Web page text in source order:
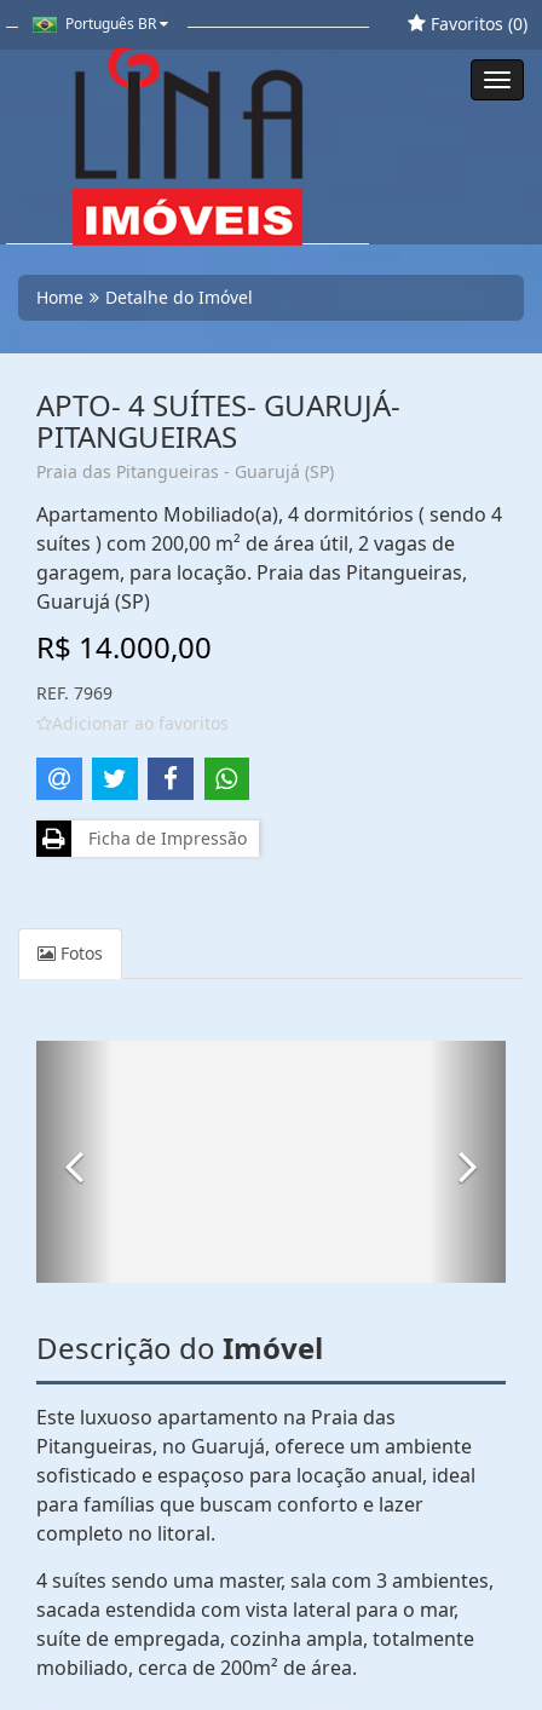
Português BR Favoritos (0)
Home Detalhe do Imóvel
APTO- 4 SUÍTES- GUARUJÁ-
PITANGUEIRAS
Praia das Pitangueiras - Guarujá (SP)
Apartamento Mobiliado(a), 4 dormitórios ( sendo 4
suítes ) com 200,00 m² de área útil, 2 vagas de
garagem, para locação. Praia das Pitangueiras,
Guarujá (SP)
R$ 14.000,00
REF. 7969
Adicionar ao favoritos
Ficha de Impressão
Fotos
Descrição do Imóvel
Este luxuoso apartamento na Praia das
Pitangueiras, no Guarujá, oferece um ambiente
sofisticado e espaçoso para locação anual, ideal
para famílias que buscam conforto e lazer
completo no litoral.
4 suítes sendo uma master, sala com 3 ambientes,
sacada estendida com vista lateral para o mar,
suíte de empregada, cozinha ampla, totalmente
mobiliado, cerca de 200m² de área.